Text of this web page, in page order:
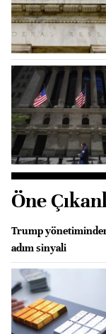
Öne
Trump
adım sinyali